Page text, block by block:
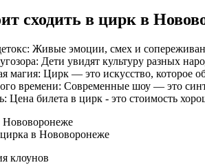
сходить в цирк в
Живые эмоции, смех и
Дети увидят культуру разных
магия: Цирк — это искусство, которое
времени: Современные шоу — это
Цена билета в цирк - это стоимость
в Нововоронеже
клоунов